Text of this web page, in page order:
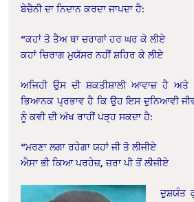
ਬੇਚੈਨੀ ਦਾ ਨਿਦਾਨ ਕਰਦਾ ਜਾਪਦਾ ਹੈ:
“ਕਹਾਂ ਤੋ ਤੈਅ ਥਾ ਚਰਾਗਾਂ ਹਰ ਘਰ ਕੇ ਲੀਏ
ਕਹਾਂ ਚਿਰਾਗ ਮੁਯੱਸਰ ਨਹੀਂ ਸ਼ਹਿਰ ਕੇ ਲੀਏ
ਅਜਿਹੀ ਉਸ ਦੀ ਸ਼ਕਤੀਸ਼ਾਲੀ ਆਵਾਜ਼ ਹੈ
ਭਿਆਨਕ ਪ੍ਰਭਾਵ ਹੈ ਕਿ ਉਹ ਇਸ ਦੁਨਿਆਵੀ
ਨੂੰ ਕਵੀ ਦੀ ਅੱਖ ਰਾਹੀਂ ਪੜ੍ਹ ਸਕਦਾ ਹੈ:
“ਮਰਣਾ ਲਗਾ ਰਹੇਗਾ ਯਹਾਂ ਜੀ ਤੋ ਲੀਜੀਏ
ਐਸਾ ਭੀ ਕਿਆ ਪਰਹੇਜ਼, ਜ਼ਰਾ ਪੀ ਤੋਂ ਲੀਜੀਏ
ਦੁਸ਼ਯੰਤ